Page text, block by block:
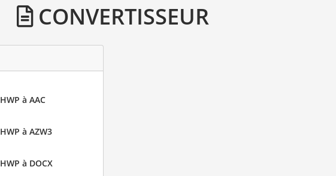
CONVERTISSEUR
HWP à AAC
HWP à AZW3
HWP à DOCX